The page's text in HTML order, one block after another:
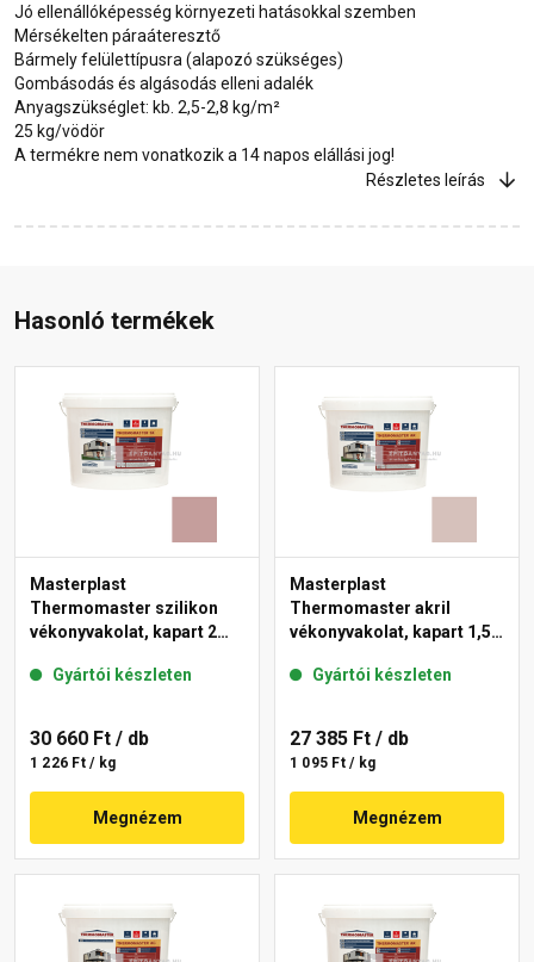
Jó ellenállóképesség környezeti hatásokkal szemben
Mérsékelten páraáteresztő
Bármely felülettípusra (alapozó szükséges)
Gombásodás és algásodás elleni adalék
Anyagszükséglet: kb. 2,5-2,8 kg/m²
25 kg/vödör
A termékre nem vonatkozik a 14 napos elállási jog!
Részletes leírás
Hasonló termékek
Masterplast
Thermomaster szilikon
vékonyvakolat, kapart 2
Gyártói készleten
30 660 Ft / db
1 226 Ft / kg
Megnézem
Masterplast
Thermomaster akril
vékonyvakolat, kapart 1,5
Gyártói készleten
27 385 Ft / db
1 095 Ft / kg
Megnézem